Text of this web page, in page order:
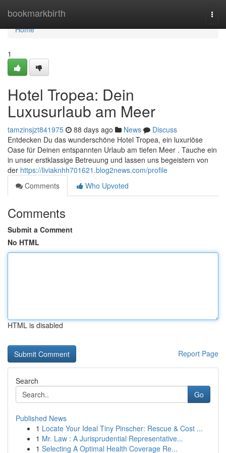
bookmarkbirth
Home
Home
1
Hotel Tropea: Dein
Luxusurlaub am Meer
tamzinsjzt841975 88 days ago News
Discuss
Entdecken Du das wunderschöne Hotel Tropea, ein luxuriöse
Oase für Deinen entspannten Urlaub am tiefen Meer . Tauche ein
in unser erstklassige Betreuung und lassen uns begeistern von
der https://liviaknhh701621.blog2news.com/profile
Comments
Who Upvoted
Comments
Submit a Comment
No HTML
HTML is disabled
Report Page
Search
Go
Published News
1 Locate Your Ideal Tiny Pinscher: Rescue & Cost ...
1 Mr. Law : A Jurisprudential Representative...
1 Selecting A Optimal Health Coverage Re...